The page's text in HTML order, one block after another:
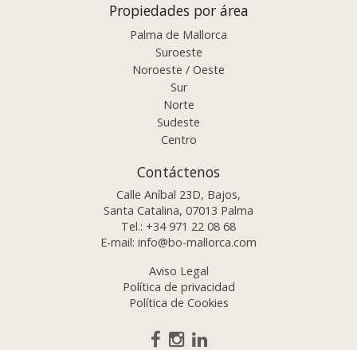
Propiedades por área
Palma de Mallorca
Suroeste
Noroeste / Oeste
Sur
Norte
Sudeste
Centro
Contáctenos
Calle Aníbal 23D, Bajos,
Santa Catalina, 07013 Palma
Tel.: +34 971 22 08 68
E-mail: info@bo-mallorca.com
Aviso Legal
Política de privacidad
Política de Cookies